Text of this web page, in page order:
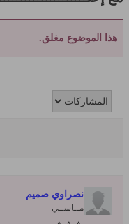
هذا الموضوع مغلق.
نصراوي صميم
مــاســي